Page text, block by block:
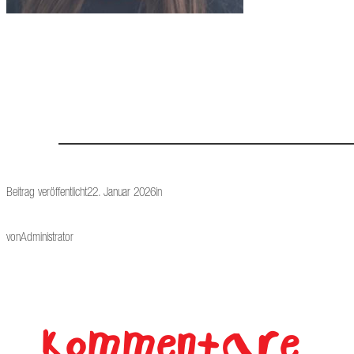
Beitrag veröffentlicht22. Januar 2026in
vonAdministrator